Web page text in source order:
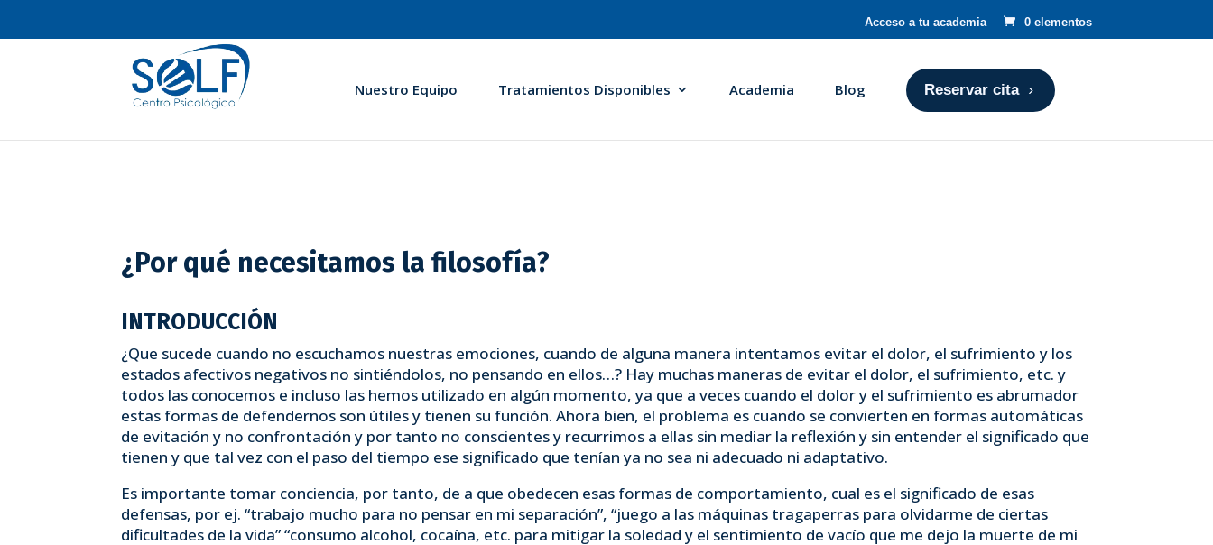
Acceso a tu academia 0 elementos
Nuestro Equipo Tratamientos Disponibles Academia Blog Reservar cita
¿Por qué necesitamos la filosofía?
INTRODUCCIÓN
¿Que sucede cuando no escuchamos nuestras emociones, cuando de alguna manera intentamos evitar el dolor, el sufrimiento y los
estados afectivos negativos no sintiéndolos, no pensando en ellos…? Hay muchas maneras de evitar el dolor, el sufrimiento, etc. y
todos las conocemos e incluso las hemos utilizado en algún momento, ya que a veces cuando el dolor y el sufrimiento es abrumador
estas formas de defendernos son útiles y tienen su función. Ahora bien, el problema es cuando se convierten en formas automáticas
de evitación y no confrontación y por tanto no conscientes y recurrimos a ellas sin mediar la reflexión y sin entender el significado que
tienen y que tal vez con el paso del tiempo ese significado que tenían ya no sea ni adecuado ni adaptativo.
Es importante tomar conciencia, por tanto, de a que obedecen esas formas de comportamiento, cual es el significado de esas
defensas, por ej. “trabajo mucho para no pensar en mi separación”, “juego a las máquinas tragaperras para olvidarme de ciertas
dificultades de la vida” “consumo alcohol, cocaína, etc. para mitigar la soledad y el sentimiento de vacío que me dejo la muerte de mi